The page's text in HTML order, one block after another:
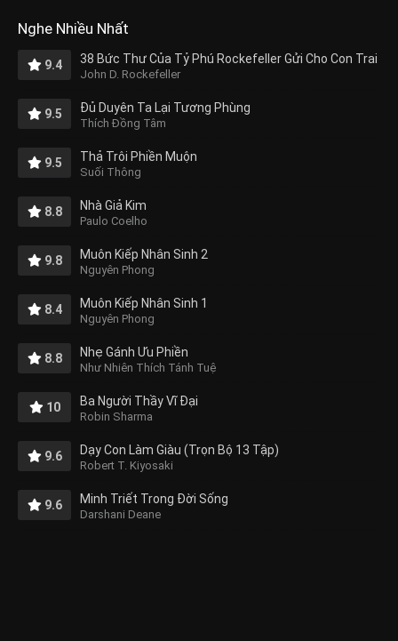
Nghe Nhiều Nhất
9.4 38 Bức Thư Của Tỷ Phú Rockefeller Gửi Cho Con Trai
John D. Rockefeller
9.5 Đủ Duyên Ta Lại Tương Phùng
Thích Đồng Tâm
9.5 Thả Trôi Phiền Muộn
Suối Thông
8.8 Nhà Giả Kim
Paulo Coelho
9.8 Muôn Kiếp Nhân Sinh 2
Nguyên Phong
8.4 Muôn Kiếp Nhân Sinh 1
Nguyên Phong
8.8 Nhẹ Gánh Ưu Phiền
Như Nhiên Thích Tánh Tuệ
10 Ba Người Thầy Vĩ Đại
Robin Sharma
9.6 Dạy Con Làm Giàu (Trọn Bộ 13 Tập)
Robert T. Kiyosaki
9.6 Minh Triết Trong Đời Sống
Darshani Deane